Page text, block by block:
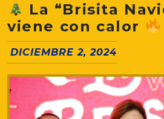
La “Brisita
viene con calor
DICIEMBRE 2, 2024